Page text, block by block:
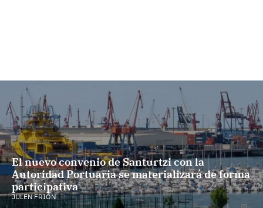
El nuevo convenio de Santurtzi con la
Autoridad Portuaria se materializará de forma
participativa
JULEN FRIÓN